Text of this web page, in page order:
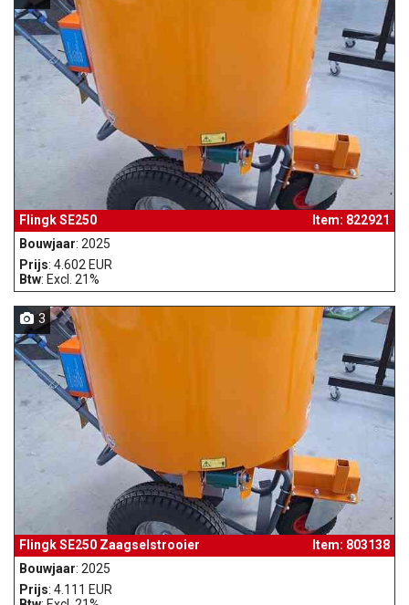
Flingk SE250
Item: 822921
Bouwjaar: 2025
Prijs: 4.602 EUR
Btw: Excl. 21%
3
Flingk SE250 Zaagselstrooier
Item: 803138
Bouwjaar: 2025
Prijs: 4.111 EUR